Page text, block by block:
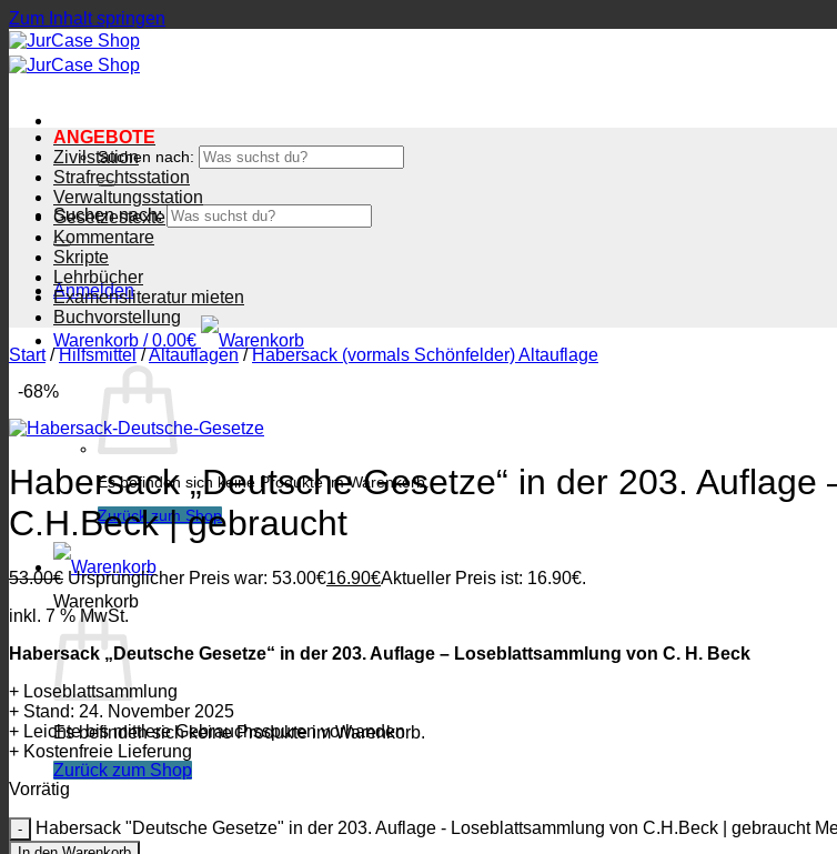
Zum Inhalt springen
Suchen nach:
Suchen nach:
Anmelden
Warenkorb /0.00€
Es befinden sich keine Produkte im Warenkorb.
Zurück zum Shop
Warenkorb
Es befinden sich keine Produkte im Warenkorb.
Zurück zum Shop
ANGEBOTE
Zivilstation
Strafrechtsstation
Verwaltungsstation
Gesetzestexte
Kommentare
Skripte
Lehrbücher
Examensliteratur mieten
Buchvorstellung
Start / Hilfsmittel /Altauflagen / Habersack (vormals Schönfelder) Altauflage
-68%
Habersack „Deutsche Gesetze“ in der 203.
C.H.Beck | gebraucht
53.00€ Ursprünglicher Preis war: 53.00€16.90€Aktueller Preis ist: 16.90€.
inkl. 7 % MwSt.
Habersack „Deutsche Gesetze“ in der 203. Auflage – Loseblattsammlung von C. H. Beck
+ Loseblattsammlung
+ Stand: 24. November 2025
+ Leichte bis mittlere Gebrauchsspuren vorhanden
+ Kostenfreie Lieferung
Vorrätig
Habersack "Deutsche Gesetze" in der 203. Auflage - Loseblattsammlung von C.H.Beck | gebraucht